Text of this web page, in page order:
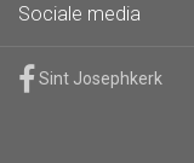
Sociale media
Sint Josephkerk